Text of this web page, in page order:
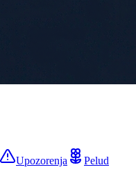
Upozorenja Pelud